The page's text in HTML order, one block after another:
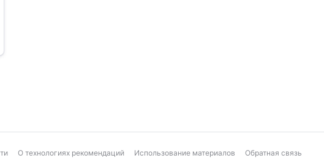
О технологиях рекомендаций Использование материалов Обратная связь